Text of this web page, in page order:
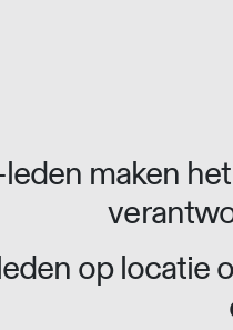
maken
op locatie